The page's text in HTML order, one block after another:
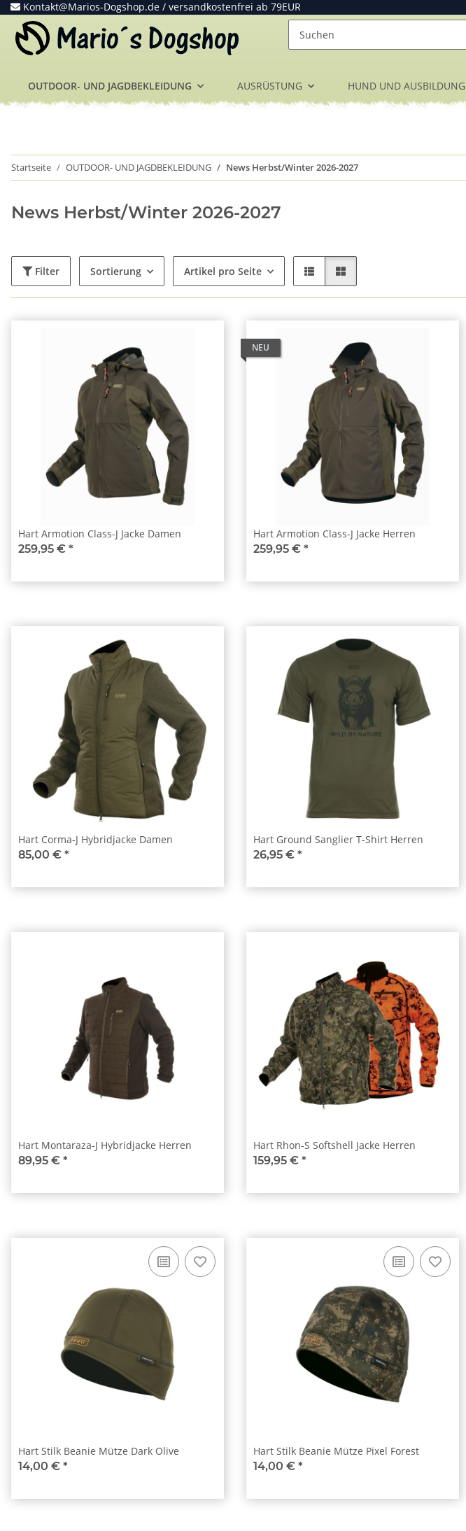
Kontakt@Marios-Dogshop.de / versandkostenfrei ab 79EUR
OUTDOOR- UND JAGDBEKLEIDUNG AUSRÜSTUNG HUND UND AUSBILDUNG
Startseite OUTDOOR- UND JAGDBEKLEIDUNG News Herbst/Winter 2026-2027
News Herbst/Winter 2026-2027
Filter Sortierung Artikel pro Seite
Hart Armotion Class-J Jacke Damen
259,95 € *
NEU
Hart Armotion Class-J Jacke Herren
259,95 € *
Hart Corma-J Hybridjacke Damen
85,00 € *
Hart Ground Sanglier T-Shirt Herren
26,95 € *
Hart Montaraza-J Hybridjacke Herren
89,95 € *
Hart Rhon-S Softshell Jacke Herren
159,95 € *
Hart Stilk Beanie Mütze Dark Olive
14,00 € *
Hart Stilk Beanie Mütze Pixel Forest
14,00 € *